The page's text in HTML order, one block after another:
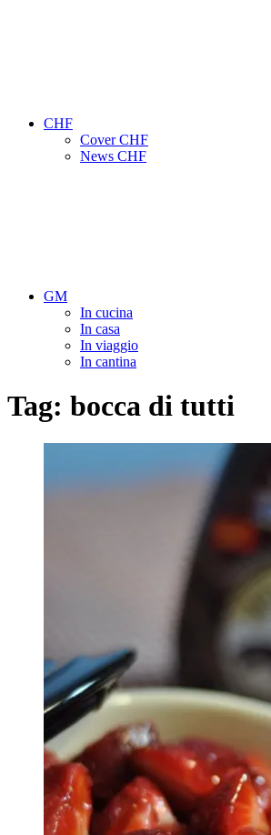
CHF
Cover CHF
News CHF
GM
In cucina
In casa
In viaggio
In cantina
Tag: bocca di tutti